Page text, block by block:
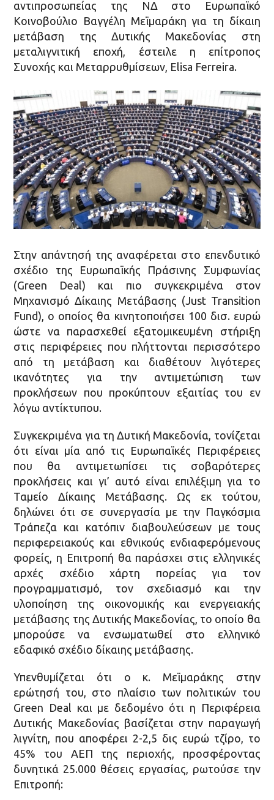
αντιπροσωπείας της ΝΔ στο Ευρωπαϊκό
Κοινοβούλιο Βαγγέλη Μεϊμαράκη για τη δίκαιη
μετάβαση της Δυτικής Μακεδονίας στη
μεταλιγνιτική εποχή, έστειλε η επίτροπος
Συνοχής και Μεταρρυθμίσεων, Elisa Ferreira.
Στην απάντησή της αναφέρεται στο επενδυτικό
σχέδιο της Ευρωπαϊκής Πράσινης Συμφωνίας
(Green Deal) και πιο συγκεκριμένα στον
Μηχανισμό Δίκαιης Μετάβασης (Just Transition
Fund), ο οποίος θα κινητοποιήσει 100 δισ. ευρώ
ώστε να παρασχεθεί εξατομικευμένη στήριξη
στις περιφέρειες που πλήττονται περισσότερο
από τη μετάβαση και διαθέτουν λιγότερες
ικανότητες για την αντιμετώπιση των
προκλήσεων που προκύπτουν εξαιτίας του εν
λόγω αντίκτυπου.
Συγκεκριμένα για τη Δυτική Μακεδονία, τονίζεται
ότι είναι μία από τις Ευρωπαϊκές Περιφέρειες
που θα αντιμετωπίσει τις σοβαρότερες
προκλήσεις και γι’ αυτό είναι επιλέξιμη για το
Ταμείο Δίκαιης Μετάβασης. Ως εκ τούτου,
δηλώνει ότι σε συνεργασία με την Παγκόσμια
Τράπεζα και κατόπιν διαβουλεύσεων με τους
περιφερειακούς και εθνικούς ενδιαφερόμενους
φορείς, η Επιτροπή θα παράσχει στις ελληνικές
αρχές σχέδιο χάρτη πορείας για τον
προγραμματισμό, τον σχεδιασμό και την
υλοποίηση της οικονομικής και ενεργειακής
μετάβασης της Δυτικής Μακεδονίας, το οποίο θα
μπορούσε να ενσωματωθεί στο ελληνικό
εδαφικό σχέδιο δίκαιης μετάβασης.
Υπενθυμίζεται ότι ο κ. Μεϊμαράκης στην
ερώτησή του, στο πλαίσιο των πολιτικών του
Green Deal και με δεδομένο ότι η Περιφέρεια
Δυτικής Μακεδονίας βασίζεται στην παραγωγή
λιγνίτη, που αποφέρει 2-2,5 δις ευρώ τζίρο, το
45% του ΑΕΠ της περιοχής, προσφέροντας
δυνητικά 25.000 θέσεις εργασίας, ρωτούσε την
Επιτροπή: